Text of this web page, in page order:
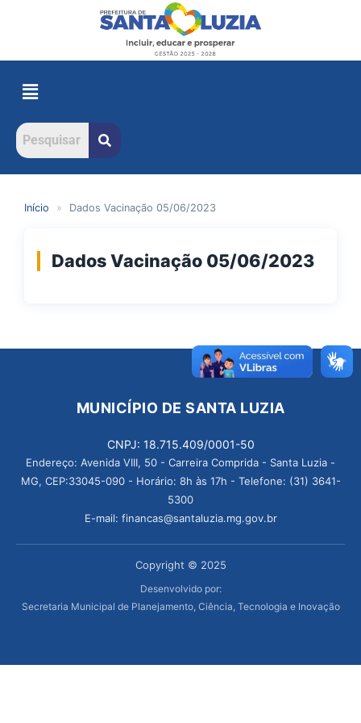
Início » Dados Vacinação 05/06/2023
Dados Vacinação 05/06/2023
MUNICÍPIO DE SANTA LUZIA
CNPJ: 18.715.409/0001-50
Endereço: Avenida VIII, 50 - Carreira Comprida - Santa Luzia -
MG, CEP:33045-090 - Horário: 8h às 17h - Telefone: (31) 3641-
5300
E-mail: financas@santaluzia.mg.gov.br
Copyright © 2025
Desenvolvido por:
Secretaria Municipal de Planejamento, Ciência, Tecnologia e Inovação